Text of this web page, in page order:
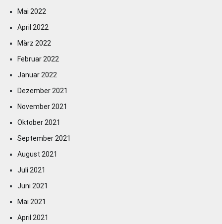
Mai 2022
April 2022
März 2022
Februar 2022
Januar 2022
Dezember 2021
November 2021
Oktober 2021
September 2021
August 2021
Juli 2021
Juni 2021
Mai 2021
April 2021